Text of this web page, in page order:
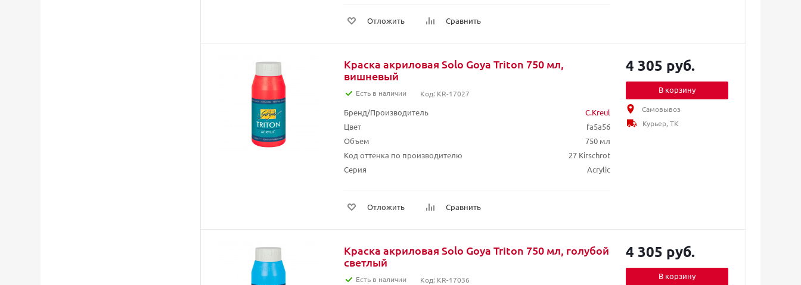
Отложить Сравнить
Краска акриловая Solo Goya Triton 750 мл,
вишневый
Есть в наличии Код: KR-17027
Бренд/Производитель
C.Kreul
Цвет
fa5a56
Объем
750 мл
Код оттенка по производителю
27 Kirschrot
Серия
Acrylic
Отложить Сравнить
4 305 руб.
В корзину
Самовывоз
Курьер, ТК
Краска акриловая Solo Goya Triton 750 мл, голубой
светлый
Есть в наличии Код: KR-17036
4 305 руб.
В корзину